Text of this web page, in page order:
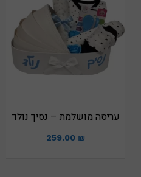
עריסה מושלמת – נסיך נולד
259.00 ₪